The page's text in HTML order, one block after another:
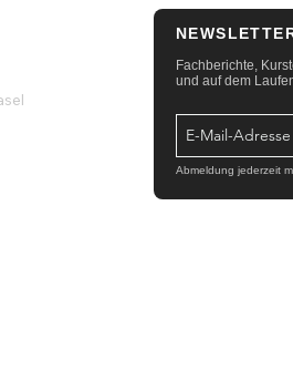
Fachberichte,
und auf dem
Abmeldung jederzeit